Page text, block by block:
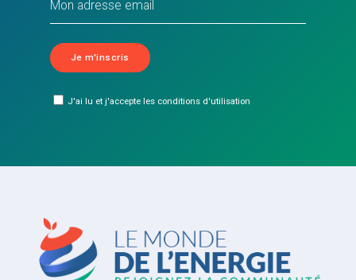
J'ai lu et j'accepte les conditions d'utilisation